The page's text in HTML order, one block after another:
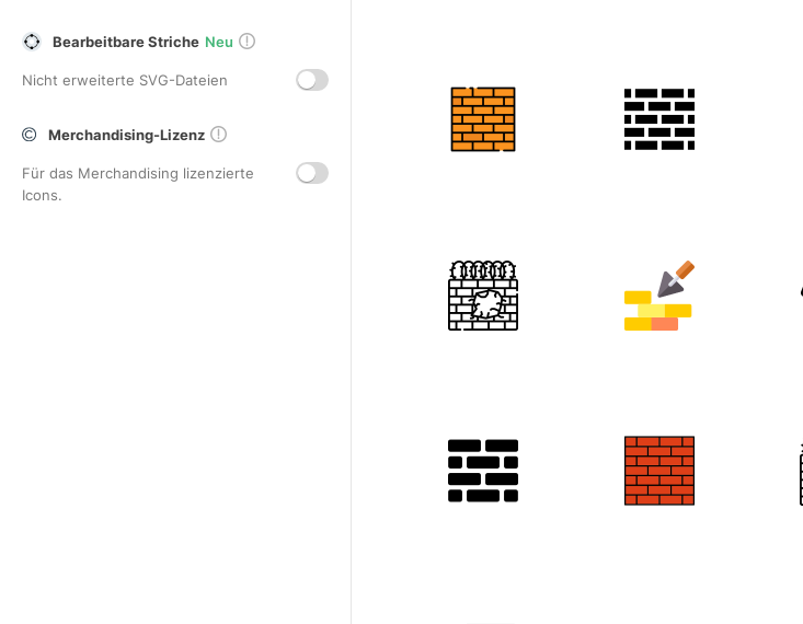
Bearbeitbare Striche Neu
Nicht erweiterte SVG-Dateien
Merchandising-Lizenz
Für das Merchandising lizenzierte
Icons.